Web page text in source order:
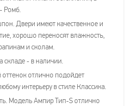
Ромб.
Двери имеют качественное и
хорошо переносят влажность,
и сколам.
складе - в наличии.
отлично подойдет
интерьеру в стиле Классика.
Модель Ампир Тип-S отлично